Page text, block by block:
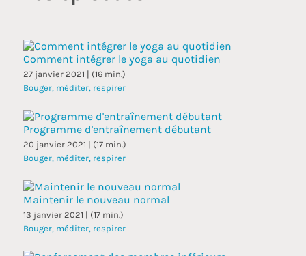
Comment intégrer le yoga au quotidien
27 janvier 2021 | (16 min.)
Bouger, méditer, respirer
Programme d'entraînement débutant
20 janvier 2021 | (17 min.)
Bouger, méditer, respirer
Maintenir le nouveau normal
13 janvier 2021 | (17 min.)
Bouger, méditer, respirer